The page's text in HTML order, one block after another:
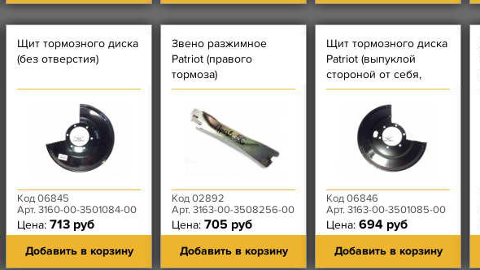
Щит тормозного диска
(без отверстия)
Код 06845
Арт. 3160-00-3501084-00
Цена: 713 руб
Добавить в корзину
Звено разжимное
Patriot (правого
тормоза)
Код 02892
Арт. 3163-00-3508256-00
Цена: 705 руб
Добавить в корзину
Щит тормозного диска
Patriot (выпуклой
стороной от себя,
вырез вверх
отверстие слева)
левый
Код 06846
Арт. 3163-00-3501085-00
Цена: 694 руб
Добавить в корзину